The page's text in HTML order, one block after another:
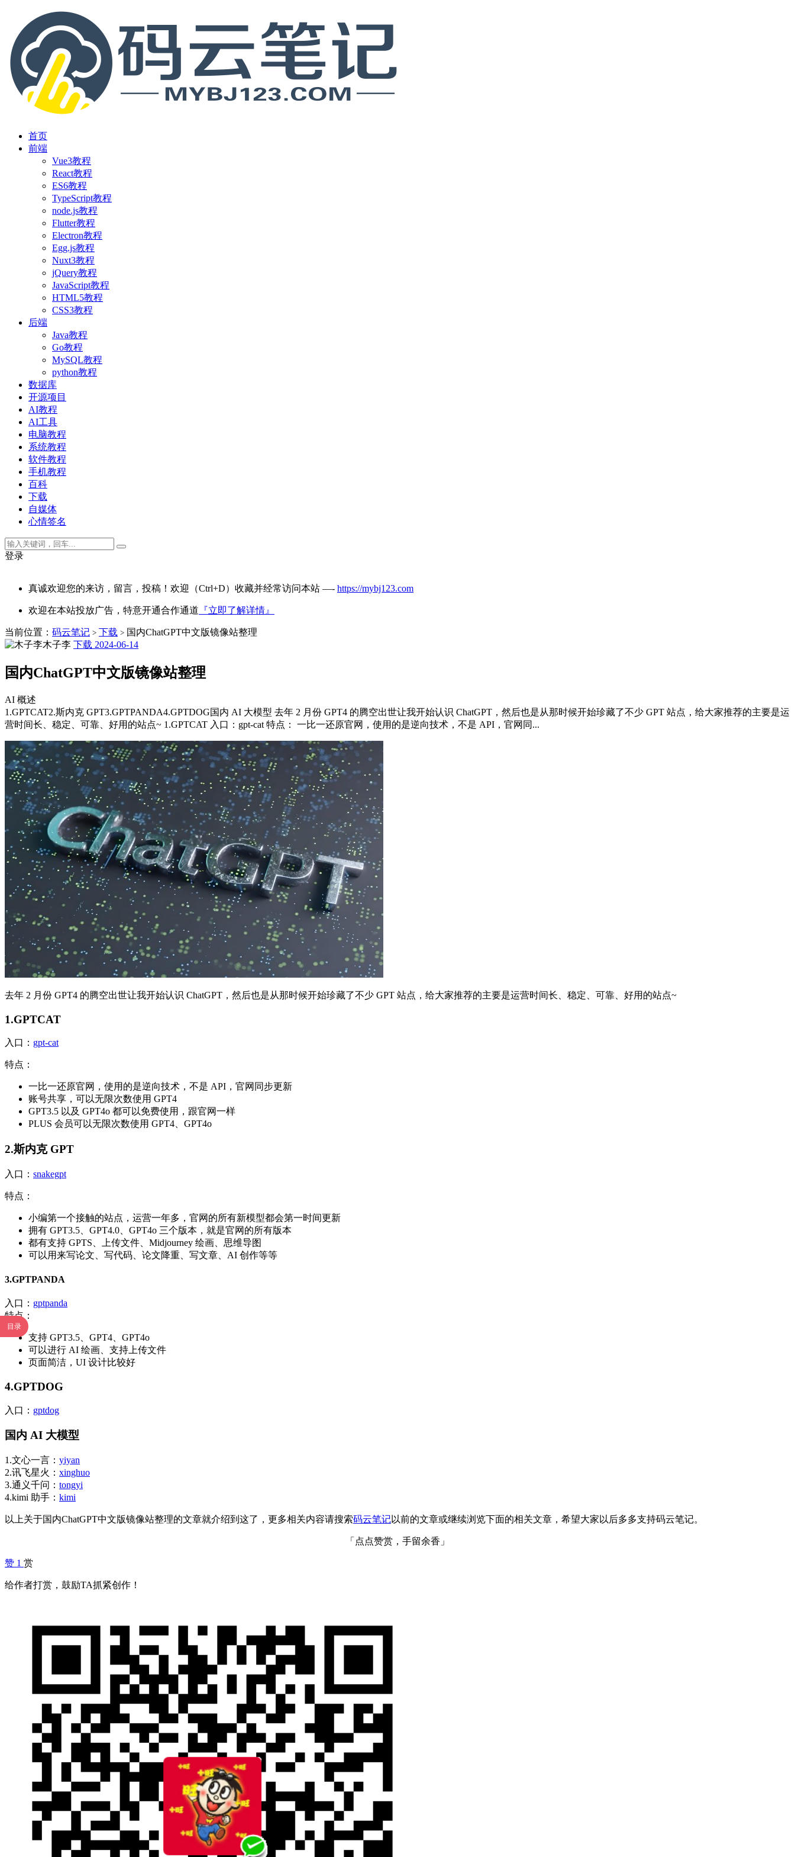
首页
前端
Vue3教程
React教程
ES6教程
TypeScript教程
node.js教程
Flutter教程
Electron教程
Egg.js教程
Nuxt3教程
jQuery教程
JavaScript教程
HTML5教程
CSS3教程
后端
Java教程
Go教程
MySQL教程
python教程
数据库
开源项目
AI教程
AI工具
电脑教程
系统教程
软件教程
手机教程
百科
下载
自媒体
心情签名
登录
真诚欢迎您的来访，留言，投稿！欢迎（Ctrl+D）收藏并经常访问本站 —- https://mybj123.com
欢迎在本站投放广告，特意开通合作通道 『立即了解详情』
当前位置： 码云笔记 > 下载 > 国内ChatGPT中文版镜像站整理
木子李 下载 2024-06-14
国内ChatGPT中文版镜像站整理
AI 概述
1.GPTCAT2.斯内克 GPT3.GPTPANDA4.GPTDOG国内 AI 大模型 去年 2 月份 GPT4 的腾空出世让我开始认识 ChatGPT，然后也是从那时候开始珍藏了不少 GPT 站点，给大家推荐的主要是运
营时间长、稳定、可靠、好用的站点~ 1.GPTCAT 入口：gpt-cat 特点： 一比一还原官网，使用的是逆向技术，不是 API，官网同...
目录
去年 2 月份 GPT4 的腾空出世让我开始认识 ChatGPT，然后也是从那时候开始珍藏了不少 GPT 站点，给大家推荐的主要是运营时间长、稳定、可靠、好用的站点~
1.GPTCAT
入口： gpt-cat
特点：
一比一还原官网，使用的是逆向技术，不是 API，官网同步更新
账号共享，可以无限次数使用 GPT4
GPT3.5 以及 GPT4o 都可以免费使用，跟官网一样
PLUS 会员可以无限次数使用 GPT4、GPT4o
2.斯内克 GPT
入口： snakegpt
特点：
小编第一个接触的站点，运营一年多，官网的所有新模型都会第一时间更新
拥有 GPT3.5、GPT4.0、GPT4o 三个版本，就是官网的所有版本
都有支持 GPTS、上传文件、Midjourney 绘画、思维导图
可以用来写论文、写代码、论文降重、写文章、AI 创作等等
3.GPTPANDA
入口： gptpanda
特点：
支持 GPT3.5、GPT4、GPT4o
可以进行 AI 绘画、支持上传文件
页面简洁，UI 设计比较好
4.GPTDOG
入口： gptdog
国内 AI 大模型
1.文心一言： yiyan
2.讯飞星火： xinghuo
3.通义千问： tongyi
4.kimi 助手： kimi
以上关于国内ChatGPT中文版镜像站整理的文章就介绍到这了，更多相关内容请搜索码云笔记以前的文章或继续浏览下面的相关文章，希望大家以后多多支持码云笔记。
「点点赞赏，手留余香」
赞 1 赏
给作者打赏，鼓励TA抓紧创作！